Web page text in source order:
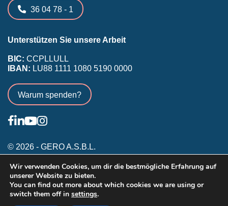
36 04 78 - 1
Unterstützen Sie unsere Arbeit
BIC: CCPLLULL
IBAN: LU88 1111 1080 5190 0000
Warum spenden?
© 2026 - GERO A.S.B.L.
Allgemeine Nutzungsbedingungen
Als bestehendes Mitglied registrieren
Werbepartner
Wir verwenden Cookies, um dir die bestmögliche Erfahrung auf
unserer Website zu bieten.
You can find out more about which cookies we are using or
switch them off in settings.